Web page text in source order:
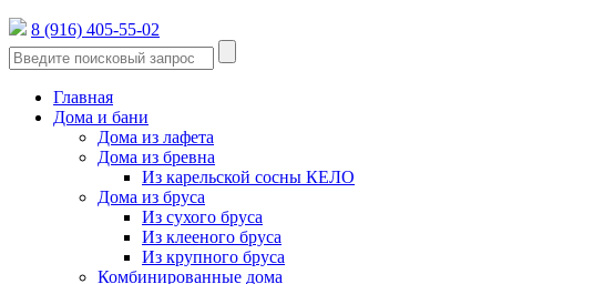
8 (916) 405-55-02
Главная
Дома и бани
Дома из лафета
Дома из бревна
Из карельской сосны КЕЛО
Дома из бруса
Из сухого бруса
Из клееного бруса
Из крупного бруса
Комбинированные дома